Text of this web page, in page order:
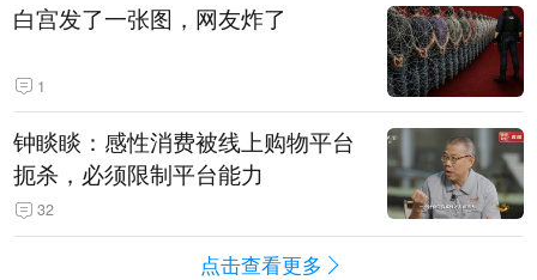
白宫发了一张图，网友炸了
1
钟睒睒：感性消费被线上购物平台
扼杀，必须限制平台能力
32
点击查看更多